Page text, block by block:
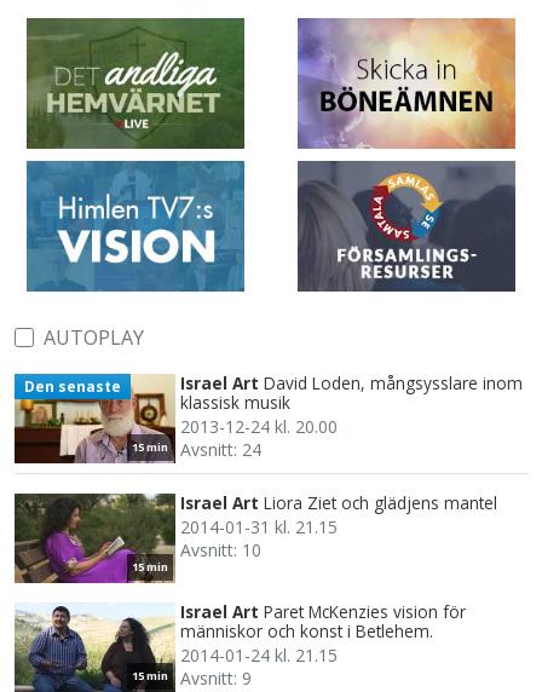
AUTOPLAY
15 min
Den senaste Israel Art David Loden, mångsysslare inom
klassisk musik
2013-12-24 kl. 20.00
Avsnitt: 24
15 min
Israel Art Liora Ziet och glädjens mantel
2014-01-31 kl. 21.15
Avsnitt: 10
15 min
Israel Art Paret McKenzies vision för
människor och konst i Betlehem.
2014-01-24 kl. 21.15
Avsnitt: 9